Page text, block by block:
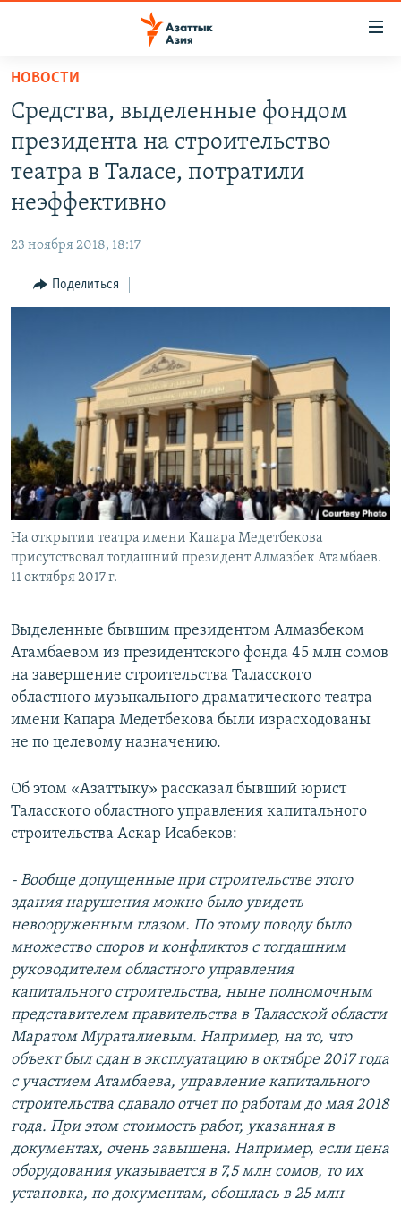
Вернуться
основному
содержанию
Вернутся
главной
Вернутся
поиску
УЗБЕКИСТАН
НОВОСТИ
ВОЙНА В УКРАИНЕ
НА ДРУГИХ ЯЗЫКАХ
КЫРГЫЗЧА
ЎЗБЕКЧА
ПОДПИШИТЕСЬ НА НАС В СОЦСЕТЯХ
НОВОСТИ
Средства, выделенные фондом
президента на строительство
театра в Таласе, потратили
неэффективно
23 ноября 2018, 18:17
Поделиться
На открытии театра имени Капара Медетбекова
присутствовал тогдашний президент Алмазбек Атамбаев.
11 октября 2017 г.
Выделенные бывшим президентом Алмазбеком
Атамбаевом из президентского фонда 45 млн сомов
на завершение строительства Таласского
областного музыкального драматического театра
имени Капара Медетбекова были израсходованы
не по целевому назначению.
Об этом «Азаттыку» рассказал бывший юрист
Таласского областного управления капитального
строительства Аскар Исабеков:
- Вообще допущенные при строительстве этого
здания нарушения можно было увидеть
невооруженным глазом. По этому поводу было
множество споров и конфликтов с тогдашним
руководителем областного управления
капитального строительства, ныне полномочным
представителем правительства в Таласской области
Маратом Мураталиевым. Например, на то, что
объект был сдан в эксплуатацию в октябре 2017 года
с участием Атамбаева, управление капитального
строительства сдавало отчет по работам до мая 2018
года. При этом стоимость работ, указанная в
документах, очень завышена. Например, если цена
оборудования указывается в 7,5 млн сомов, то их
установка, по документам, обошлась в 25 млн